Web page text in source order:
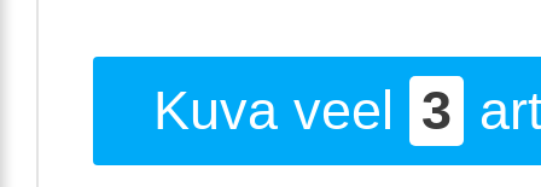
Kuva veel 3